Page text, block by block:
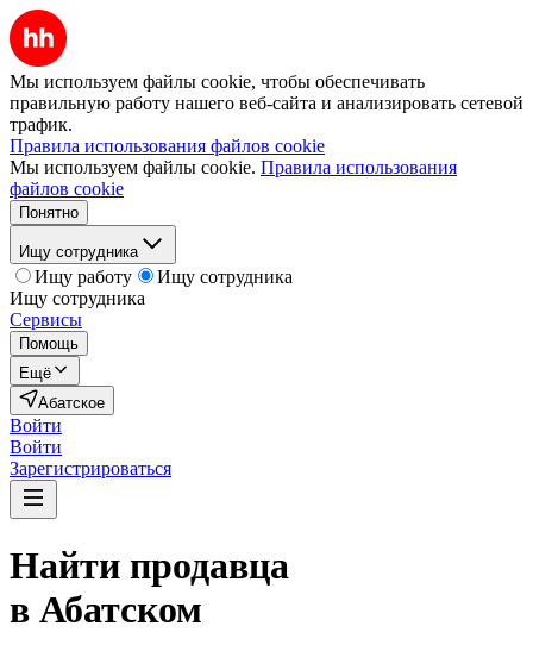
Мы используем файлы cookie, чтобы обеспечивать
правильную работу нашего веб-сайта и анализировать сетевой
трафик.
Правила использования файлов cookie
Мы используем файлы cookie. Правила использования
файлов cookie
Понятно
Ищу сотрудника
Ищу работу
Ищу сотрудника
Ищу сотрудника
Сервисы
Помощь
Ещё
Абатское
Войти
Войти
Зарегистрироваться
Найти продавца
в Абатском